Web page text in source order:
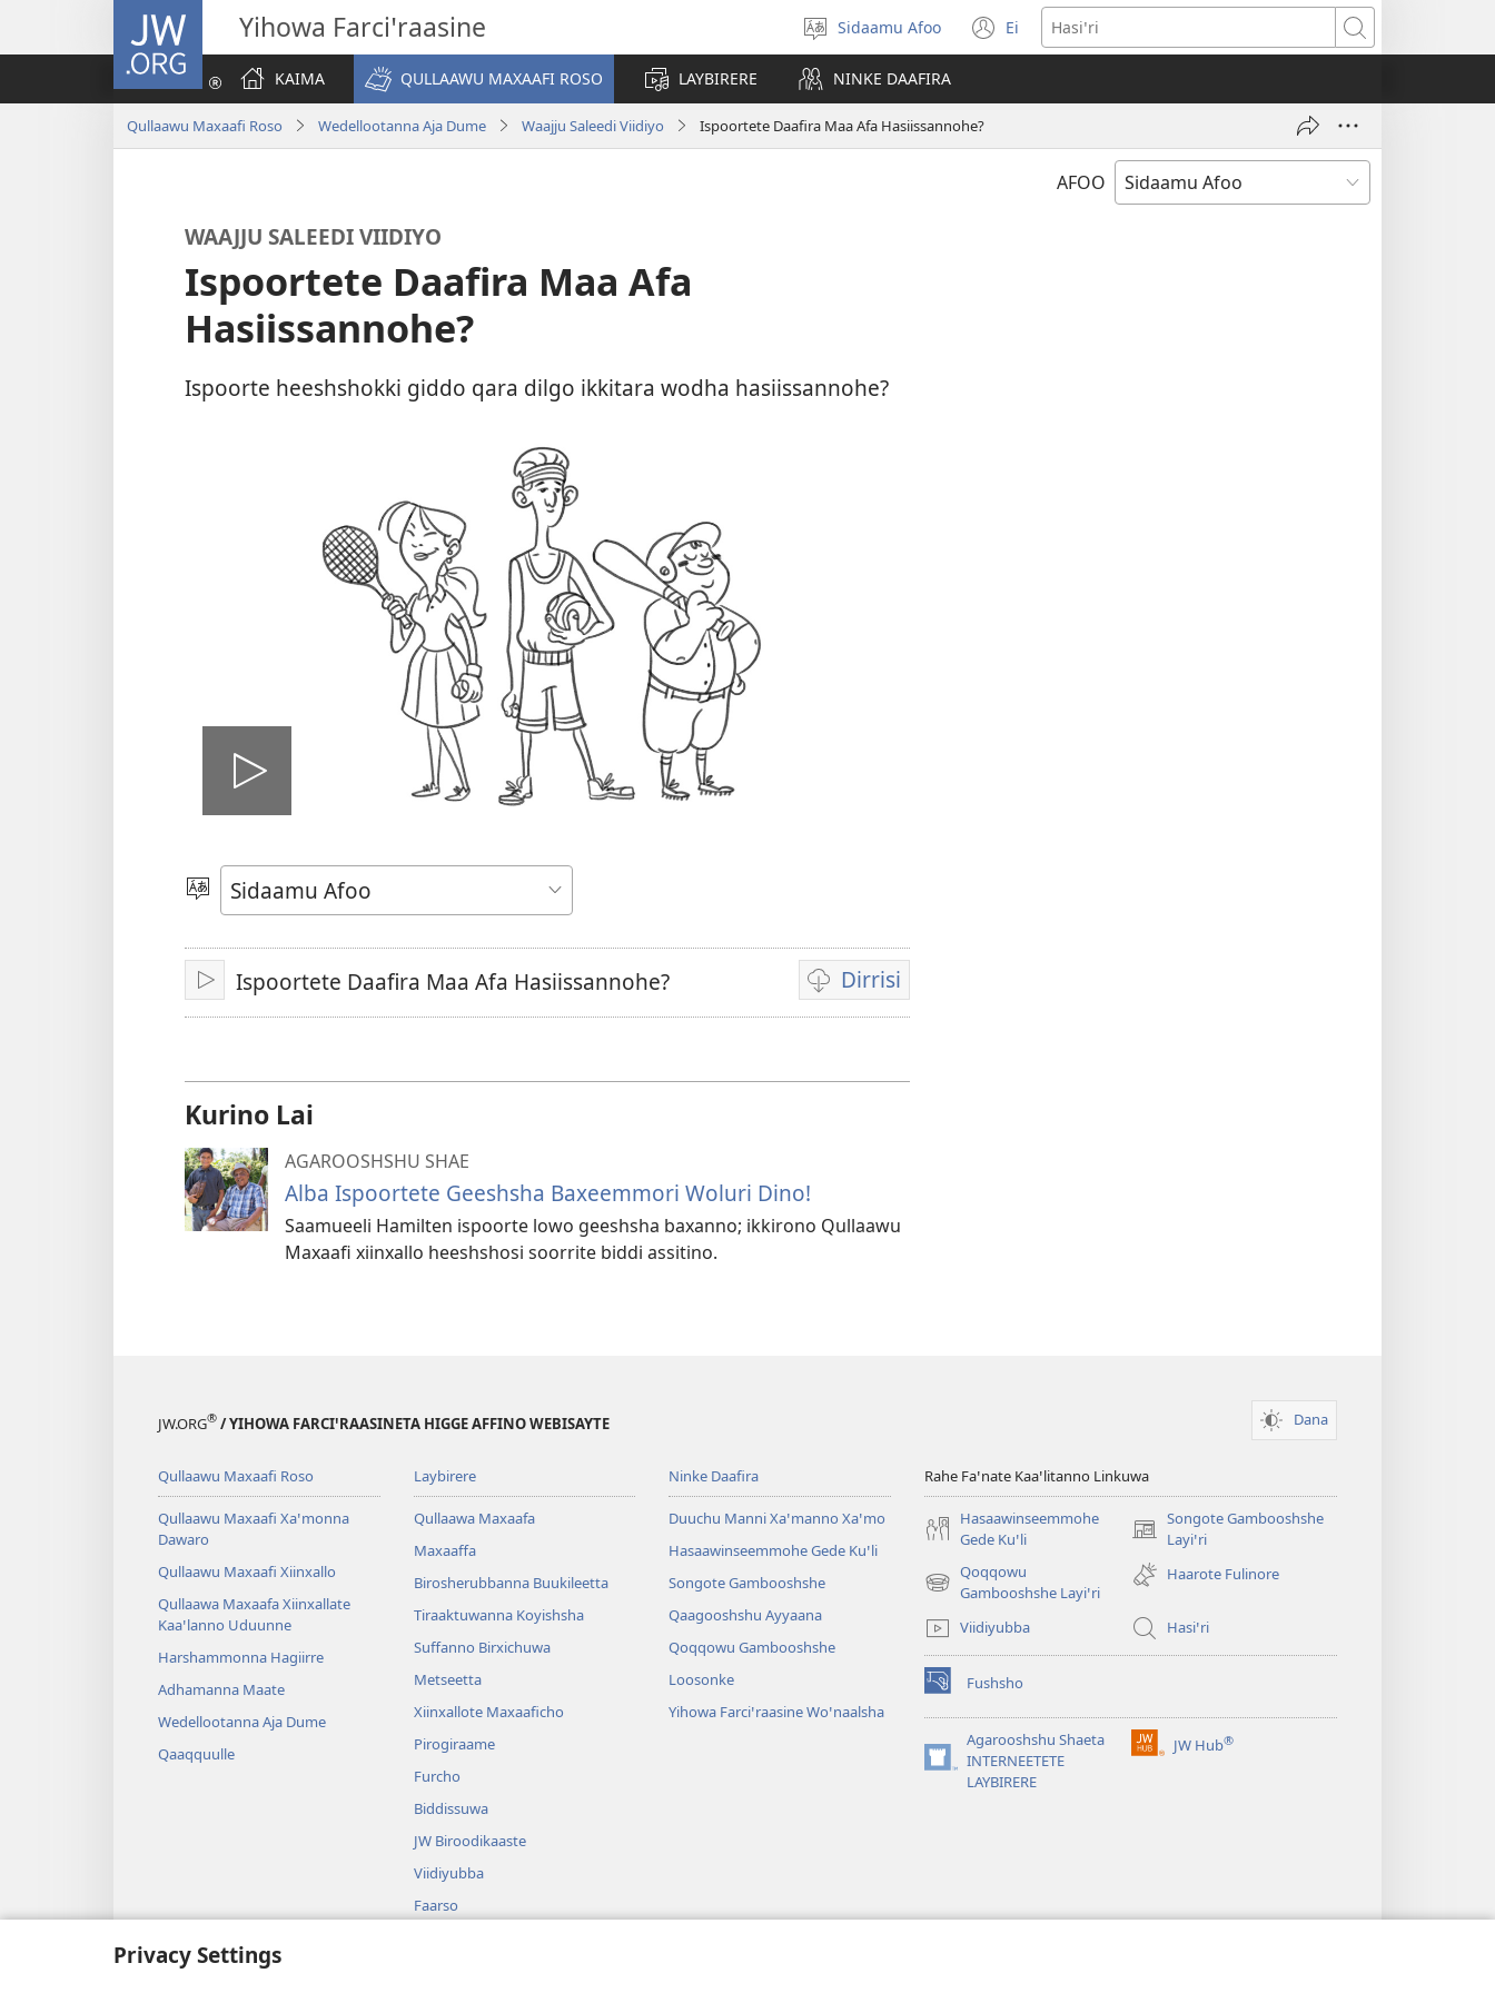
Privacy Settings
JW.ORG Yihowa Farciꞌraasine
Afoo
doodhi
Sidaamu Afoo Ei
(opens
new
Hasiꞌri
KAIMA
QULLAAWU MAXAAFI ROSO LAYBIRERE NINKE DAAFIRA
Qullaawu Maxaafi Roso Wedellootanna Aja Dume Waajju Saleedi Viidiyo Ispoortete Daafira Maa Afa Hasiissannohe?
AFOO
WAAJJU SALEEDI VIIDIYO
Ispoortete Daafira Maa Afa
Hasiissannohe?
Ispoorte heeshshokki giddo qara dilgo ikkitara wodha hasiissannohe?
Viidiyo
fani
Afoo
Doori
FaniIspoortete Daafira Maa Afa Hasiissannohe? Dirrisi
Viidiyo
dirrisiꞌnanni
Kurino Lai
AGAROOSHSHU SHAE
Alba Ispoortete Geeshsha Baxeemmori Woluri Dino!
Saamueeli Hamilten ispoorte lowo geeshsha baxanno; ikkirono Qullaawu
Maxaafi xiinxallo heeshshosi soorrite biddi assitino.
JW.ORG® / YIHOWA FARCIꞌRAASINETA HIGGE AFFINO WEBISAYTE Dana
Qullaawu Maxaafi Roso
Qullaawu Maxaafi Xaꞌmonna
Dawaro
Qullaawu Maxaafi Xiinxallo
Qullaawa Maxaafa Xiinxallate
Kaaꞌlanno Uduunne
Harshammonna Hagiirre
Adhamanna Maate
Wedellootanna Aja Dume
Qaaqquulle
Laybirere
Qullaawa Maxaafa
Maxaaffa
Birosherubbanna Buukileetta
Tiraaktuwanna Koyishsha
Suffanno Birxichuwa
Metseetta
Xiinxallote Maxaaficho
Pirogiraame
Furcho
Biddissuwa
JW Biroodikaaste
Viidiyubba
Faarso
Ninke Daafira
Duuchu Manni Xaꞌmanno Xaꞌmo
Hasaawinseemmohe Gede Kuꞌli
Songote Gambooshshe
Qaagooshshu Ayyaana
Qoqqowu Gambooshshe
Loosonke
Yihowa Farciꞌraasine Woꞌnaalsha
Rahe Faꞌnate Kaaꞌlitanno Linkuwa
Hasaawinseemmohe
Gede Kuꞌli
Songote Gambooshshe
Layiꞌri
(opens
new
window)
Qoqqowu
Gambooshshe Layiꞌri
(opens
window)
Haarote Fulinore
Viidiyubba Hasiꞌri
Fushsho
(opens
new
window)Agarooshshu Shaeta
INTERNEETETE
LAYBIRERE
(opens
JW Hub®
(opens